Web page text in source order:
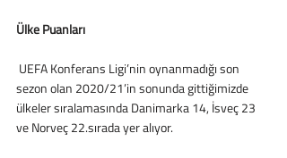
Ülke Puanları
sezon olan 2020/21’in sonunda gittiğimizde
ülkeler sıralamasında Danimarka 14, İsveç 23
ve Norveç 22.sırada yer alıyor.